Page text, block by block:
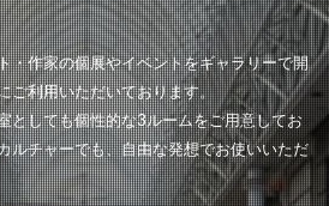
・作家の個展やイベントをギャラリーで開
ご利用いただいております。
としても個性的な3ルームをご用意してお
ルチャーでも、自由な発想でお使いいただ